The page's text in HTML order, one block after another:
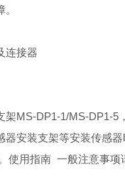
连接器
架MS-DP1-1/MS-DP1-5
器安装支架等安装传感
使用指南 一般注意事项